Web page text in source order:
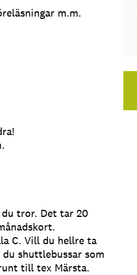
m.m.
tror. Det tar 20
C. Vill du hellre ta
shuttlebussar som
till tex Märsta.